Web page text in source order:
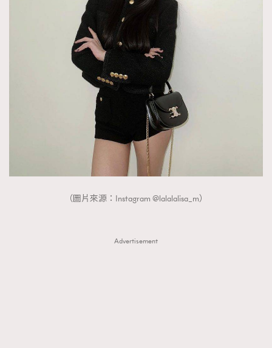
（圖片來源：Instagram @lalalalisa_m）
Advertisement